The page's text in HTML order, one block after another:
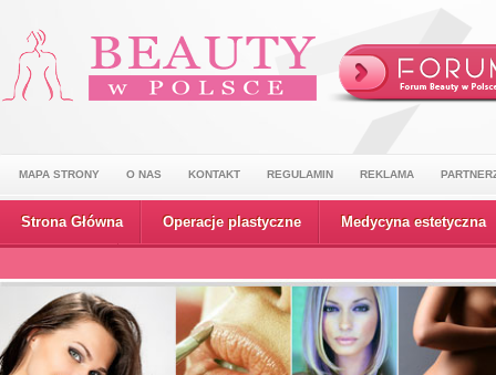
MAPA STRONY O NAS KONTAKT REGULAMIN REKLAMA
Strona Główna Operacje plastyczne Medycyna estetyczna